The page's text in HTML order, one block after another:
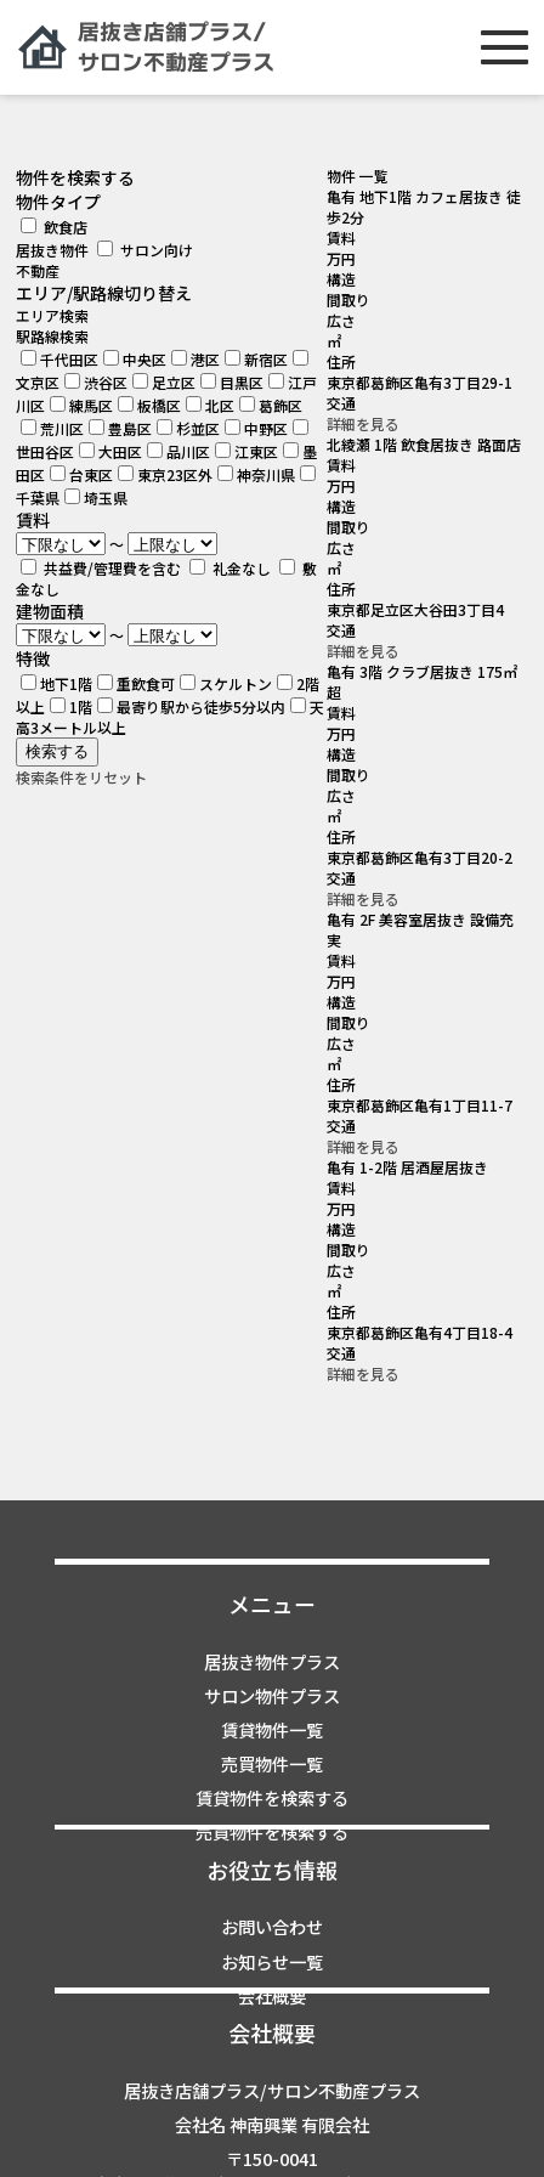
物件を検索する
物件タイプ
飲食店
居抜き物件
サロン向け
不動産
エリア/駅路線切り替え
エリア検索
駅路線検索
千代田区
中央区 港区
新宿区
文京区
渋谷区 足立区 目黒区
江戸
川区
練馬区 板橋区 北区
葛飾区
荒川区
豊島区 杉並区
中野区
世田谷区
大田区 品川区 江東区
墨
田区
台東区 東京23区外
神奈川県
千葉県
埼玉県
賃料
～
共益費/管理費を含む
礼金なし
敷
金なし
建物面積
～
特徴
地下1階 重飲食可 スケルトン
2階
以上
1階 最寄り駅から徒歩5分以内
天
高3メートル以上
検索条件をリセット
物件 一覧
亀有 地下1階 カフェ居抜き 徒
歩2分
賃料
万円
構造
間取り
広さ
㎡
住所
東京都葛飾区亀有3丁目29-1
交通
詳細を見る
北綾瀬 1階 飲食居抜き 路面店
賃料
万円
構造
間取り
広さ
㎡
住所
東京都足立区大谷田3丁目4
交通
詳細を見る
亀有 3階 クラブ居抜き 175㎡
超
賃料
万円
構造
間取り
広さ
㎡
住所
東京都葛飾区亀有3丁目20-2
交通
詳細を見る
亀有 2F 美容室居抜き 設備充
実
賃料
万円
構造
間取り
広さ
㎡
住所
東京都葛飾区亀有1丁目11-7
交通
詳細を見る
亀有 1-2階 居酒屋居抜き
賃料
万円
構造
間取り
広さ
㎡
住所
東京都葛飾区亀有4丁目18-4
交通
詳細を見る
メニュー
居抜き物件プラス
サロン物件プラス
賃貸物件一覧
売買物件一覧
賃貸物件を検索する
売買物件を検索する
お役立ち情報
お問い合わせ
お知らせ一覧
会社概要
会社概要
居抜き店舗プラス/サロン不動産プラス
会社名 神南興業 有限会社
〒150-0041